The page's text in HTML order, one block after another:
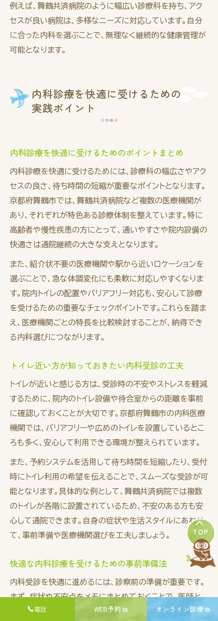
例えば、舞鶴共済病院のように幅広い診療科を持ち、アク
セスが良い病院は、多様なニーズに対応しています。自分
に合った内科を選ぶことで、無理なく継続的な健康管理が
可能となります。
内科診療を快適に受けるための
実践ポイント
内科診療を快適に受けるためのポイントまとめ
内科診療を快適に受けるためには、診療科の幅広さやアク
セスの良さ、待ち時間の短縮が重要なポイントとなります。
京都府舞鶴市では、舞鶴共済病院など複数の医療機関が
あり、それぞれが特色ある診療体制を整えています。特に
高齢者や慢性疾患の方にとって、通いやすさや院内設備の
快適さは通院継続の大きな支えとなります。
また、紹介状不要の医療機関や駅から近いロケーションを
選ぶことで、急な体調変化にも柔軟に対応しやすくなりま
す。院内トイレの配置やバリアフリー対応も、安心して診療
を受けるための重要なチェックポイントです。これらを踏ま
え、医療機関ごとの特長を比較検討することが、納得でき
る内科選びにつながります。
トイレ近い方が知っておきたい内科受診の工夫
トイレが近いと感じる方は、受診時の不安やストレスを軽減
するために、院内のトイレ設備や待合室からの距離を事前
に確認しておくことが大切です。京都府舞鶴市の内科医療
機関では、バリアフリーや広めのトイレを設置しているとこ
ろも多く、安心して利用できる環境が整えられています。
また、予約システムを活用して待ち時間を短縮したり、受付
時にトイレ利用の希望を伝えることで、スムーズな受診が可
能となります。具体的な例として、舞鶴共済病院では複数
のトイレが各階に設置されているため、不安のある方も安
心して通院できます。自身の症状や生活スタイルにあわせ
て、事前準備や医療機関選びを工夫しましょう。
快適な内科診療を受けるための事前準備法
内科受診を快適に進めるには、診察前の準備が重要です。
まず、症状や不安点をメモにまとめておくことで、医師と
のコミュニケーションがスムーズになり、聞き漏れや伝え忘
電話 WEB予約 オンライン診療
TOP